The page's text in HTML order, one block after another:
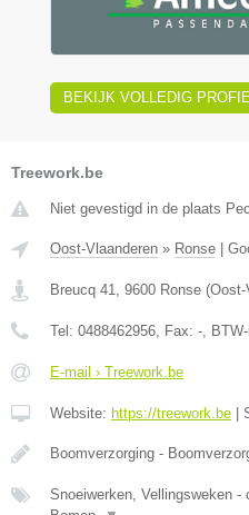
BEKIJK VOLLEDIG
Treework.be
Niet gevestigd in de plaats
Oost-Vlaanderen » Ronse
Breucq 41 9600 Ronse (Oost-
Tel: 0488462956 , Fax: - ,
E-mail › Treework.be
Website: https://treework.be
Boomverzorging -
Snoeiwerken, Vellingsweken